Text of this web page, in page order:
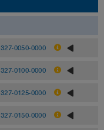
327-0050-0000
327-0100-0000
327-0125-0000
327-0150-0000